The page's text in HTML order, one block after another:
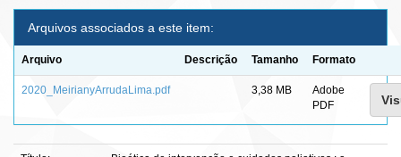
Arquivos associados a este item:
Arquivo Descrição Tamanho Formato
2020_MeirianyArrudaLima.pdf 3,38 MB
Adobe
PDF